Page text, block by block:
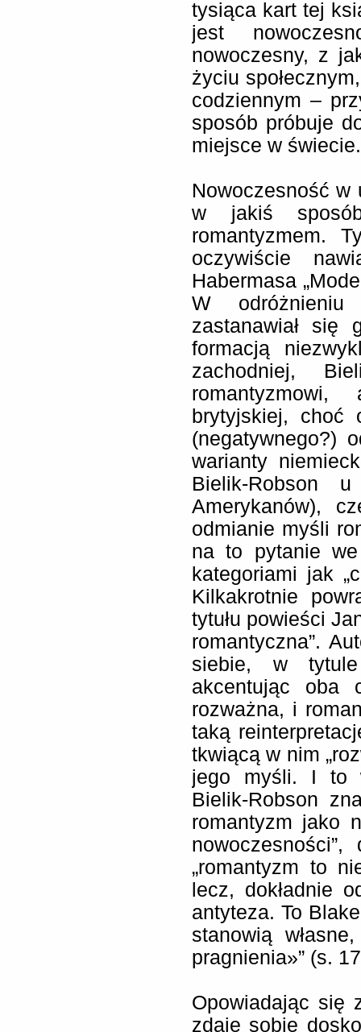
tysiąca kart tej
jest
nowoczesny, z
życiu
codziennym –
sposób próbuje
miejsce w świecie.
Nowoczesność w
w jakiś
romantyzmem.
oczywiście
Habermasa
W
zastanawiał się
formacją
zachodniej,
brytyjskiej, choć
(negatywnego?)
warianty
Bielik-Robson
Amerykanów),
odmianie myśli
na to pytanie
kategoriami jak
Kilkakrotnie
tytułu powieści
romantyczna”.
siebie, w
akcentując oba
rozważna, i
taką
tkwiącą w nim
jego myśli. I to
Bielik-Robson
romantyzm jako
„romantyzm to
lecz, dokładnie
antyteza. To
stanowią
pragnienia»” (s.
Opowiadając się
zdaje sobie